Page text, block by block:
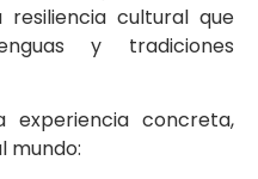
cultural que
y tradiciones
experiencia concreta,
mundo: